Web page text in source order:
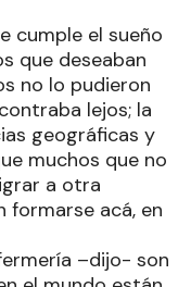
cumple el sueño
que deseaban
no lo pudieron
lejos; la
geográficas y
muchos que no
a otra
formarse acá, en
–dijo- son